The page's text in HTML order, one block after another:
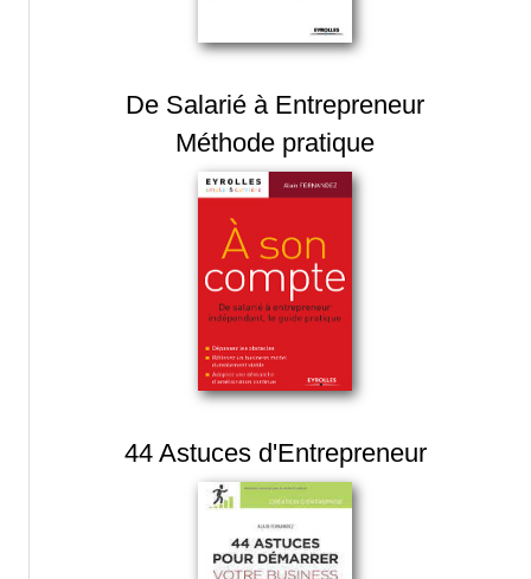
De Salarié à Entrepreneur
Méthode pratique
44 Astuces d'Entrepreneur